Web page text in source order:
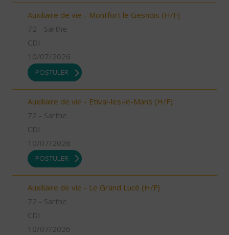
Auxiliaire de vie - Montfort le Gesnois (H/F)
72 - Sarthe
CDI
10/07/2026
POSTULER
Auxiliaire de vie - Etival-les-le-Mans (H/F)
72 - Sarthe
CDI
10/07/2026
POSTULER
Auxiliaire de vie - Le Grand Lucé (H/F)
72 - Sarthe
CDI
10/07/2026